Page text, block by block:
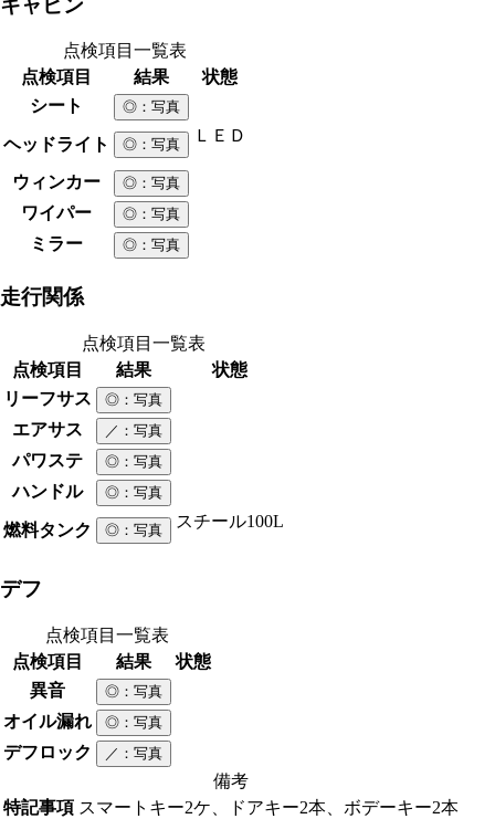
点検項目一覧表
点検項目
結果
状態
シート
◎ ：写真
ヘッドライト ◎ ：写真 ＬＥＤ
ウィンカー ◎ ：写真
ワイパー ◎ ：写真
ミラー ◎ ：写真
走行関係
点検項目一覧表
点検項目
結果
状態
リーフサス
◎ ：写真
エアサス ／ ：写真
パワステ ◎ ：写真
ハンドル ◎ ：写真
燃料タンク ◎ ：写真 スチール100L
デフ
点検項目一覧表
点検項目
結果
状態
異音
◎ ：写真
オイル漏れ ◎ ：写真
デフロック ／ ：写真
備考
特記事項 スマートキー2ケ、ドアキー2本、ボデーキー2本